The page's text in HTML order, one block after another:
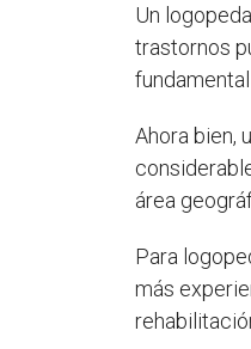
Un
trastornos
Ahora bien,
área
Para
más